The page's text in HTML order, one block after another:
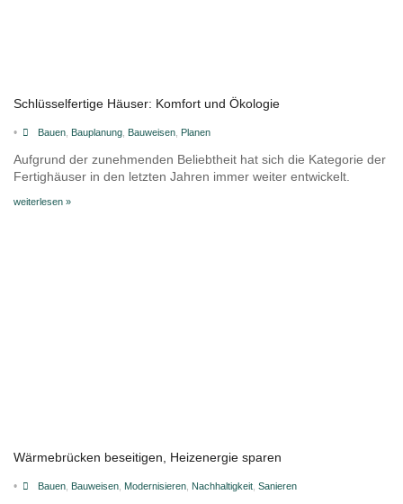
Schlüsselfertige Häuser: Komfort und Ökologie
• Bauen, Bauplanung, Bauweisen, Planen
Aufgrund der zunehmenden Beliebtheit hat sich die Kategorie der
Fertighäuser in den letzten Jahren immer weiter entwickelt.
weiterlesen »
Wärmebrücken beseitigen, Heizenergie sparen
• Bauen, Bauweisen, Modernisieren, Nachhaltigkeit, Sanieren